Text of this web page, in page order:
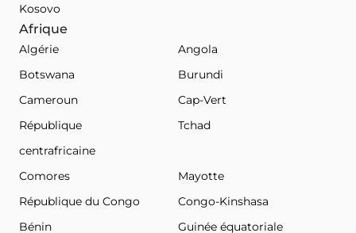
Kosovo
Afrique
Algérie
Angola
Botswana
Burundi
Cameroun
Cap-Vert
République
centrafricaine
Tchad
Comores
Mayotte
République du Congo
Congo-Kinshasa
Bénin
Guinée équatoriale